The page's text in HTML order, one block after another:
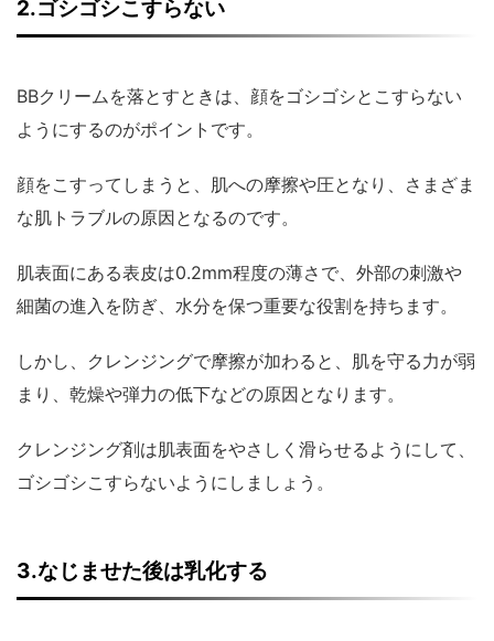
2.ゴシゴシこすらない
BBクリームを落とすときは、顔をゴシゴシとこすらない
ようにするのがポイントです。
顔をこすってしまうと、肌への摩擦や圧となり、さまざま
な肌トラブルの原因となるのです。
肌表面にある表皮は0.2mm程度の薄さで、外部の刺激や
細菌の進入を防ぎ、水分を保つ重要な役割を持ちます。
しかし、クレンジングで摩擦が加わると、肌を守る力が弱
まり、乾燥や弾力の低下などの原因となります。
クレンジング剤は肌表面をやさしく滑らせるようにして、
ゴシゴシこすらないようにしましょう。
3.なじませた後は乳化する